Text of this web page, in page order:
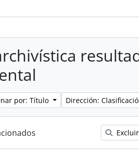
por: Título Dirección: